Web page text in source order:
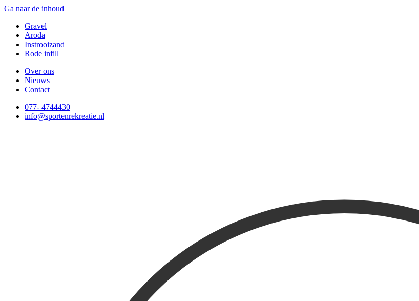
Ga naar de inhoud
Gravel
Aroda
Instrooizand
Rode infill
Over ons
Nieuws
Contact
077- 4744430
info@sportenrekreatie.nl